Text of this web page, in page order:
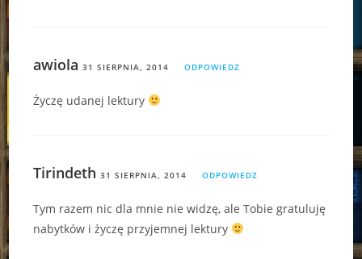
awiola 31 SIERPNIA, 2014 ODPOWIEDZ
Życzę udanej lektury
Tirindeth 31 SIERPNIA, 2014 ODPOWIEDZ
Tym razem nic dla mnie nie widzę, ale Tobie gratuluję
nabytków i życzę przyjemnej lektury